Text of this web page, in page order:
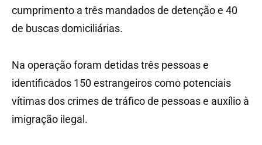
cumprimento a três mandados de detenção e 40
de buscas domiciliárias.
Na operação foram detidas três pessoas e
identificados 150 estrangeiros como potenciais
vítimas dos crimes de tráfico de pessoas e auxílio à
imigração ilegal.